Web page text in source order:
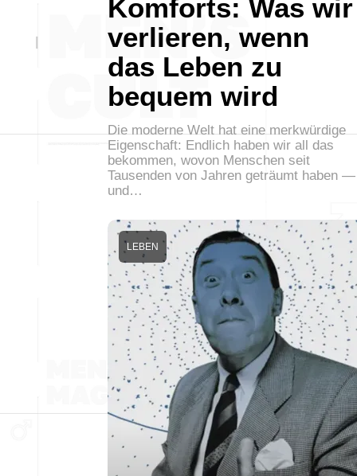
Komforts: Was wir
verlieren, wenn
das Leben zu
bequem wird
Die moderne Welt hat eine merkwürdige
Eigenschaft: Endlich haben wir all das
bekommen, wovon Menschen seit
Tausenden von Jahren geträumt haben —
und…
LEBEN